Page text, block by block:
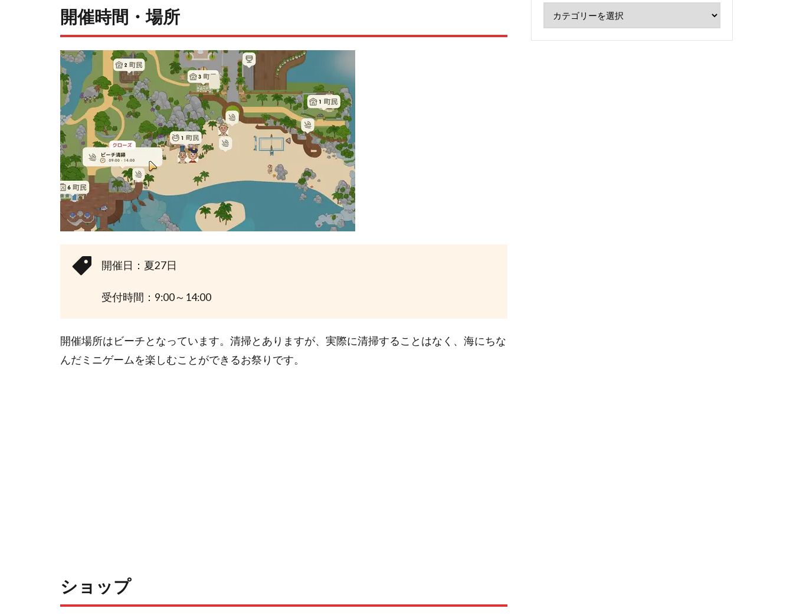
開催時間・場所
開催日：夏27日
受付時間：9:00～14:00
開催場所はビーチとなっています。清掃とありますが、実際に清掃することはなく、海にちな
んだミニゲームを楽しむことができるお祭りです。
ショップ